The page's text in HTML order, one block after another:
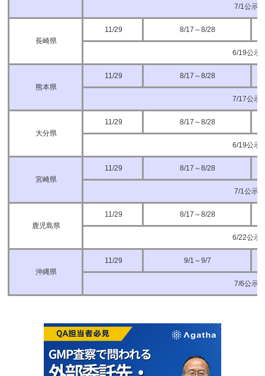
7/1公示
長崎県
11/29 8/17～8/28
6/19公示
熊本県
11/29 8/17～8/28
7/17公示
大分県
11/29 8/17～8/28
6/19公示
宮崎県
11/29 8/17～8/28
7/1公示
鹿児島県
11/29 8/17～8/28
6/22公示
沖縄県
11/29 9/1～9/7
7/6公示